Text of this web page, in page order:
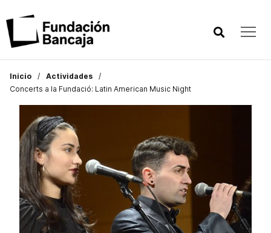
Inicio
Actividades
Concerts a la Fundació: Latin American Music Night